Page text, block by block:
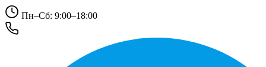
Пн–Сб: 9:00–18:00